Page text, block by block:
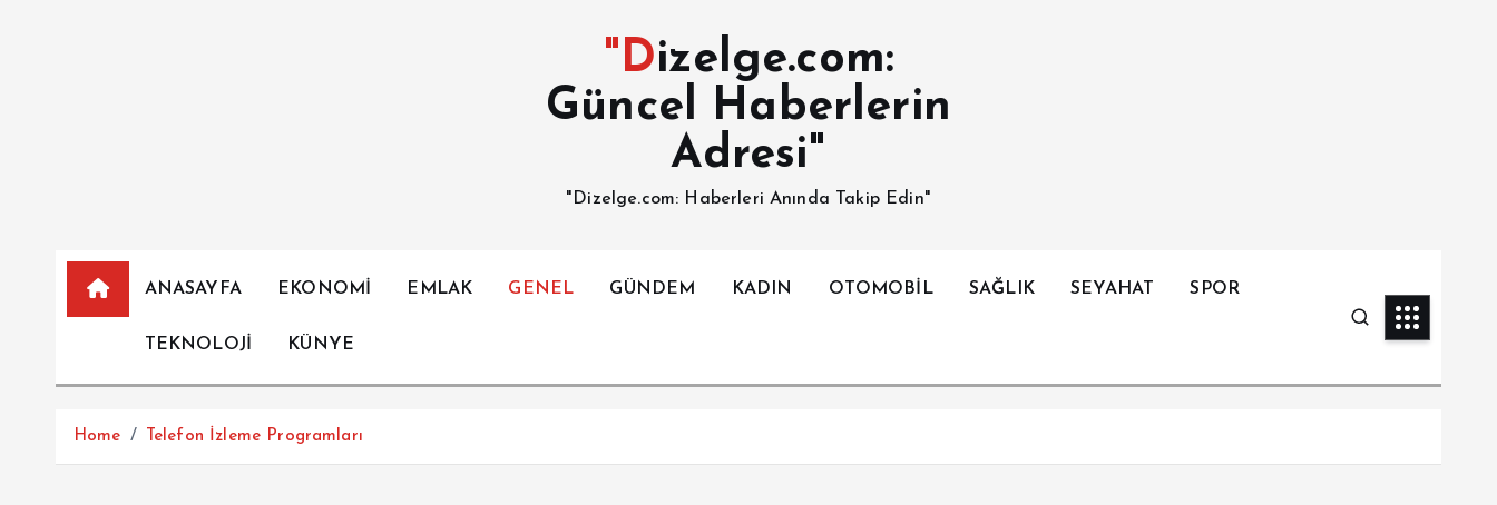
"Dizelge.com:
Güncel Haberlerin
Adresi"
"Dizelge.com: Haberleri Anında Takip Edin"
ANASAYFA EKONOMİ EMLAK GENEL GÜNDEM KADIN OTOMOBİL SAĞLIK SEYAHAT SPOR
TEKNOLOJİ KÜNYE
Home Telefon İzleme Programları